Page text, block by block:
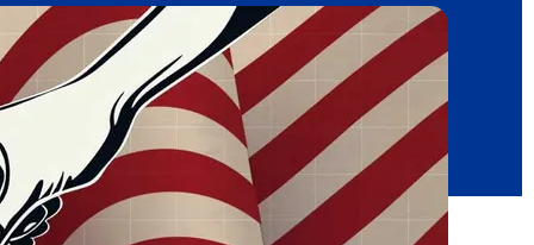
ক্রূরতা ও ধ্বংসের মহাকাব্য: পৃথিবীর…
ব্রাজিল ও আর্জেন্টিনার কালো অধ্যায়:…